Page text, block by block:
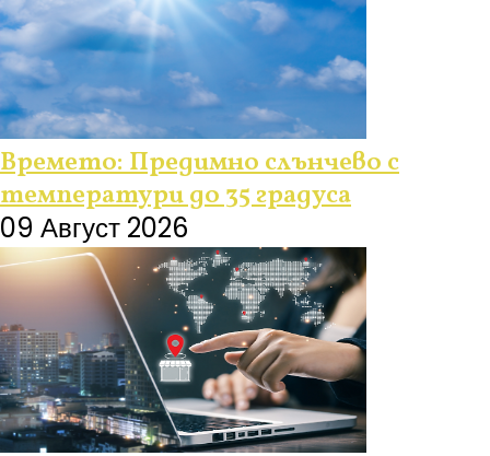
Времето: Предимно слънчево с
температури до 35 градуса
09 Август 2026